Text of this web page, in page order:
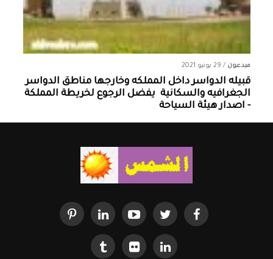
مبدعون / 29 يونيو 2021
قبيله الدواسر داخل المملكه وخارجها ‏مناطق الدواسر
الجغرافيه والسكانية ‏ يفضل الرجوع لخريطة المملكة
- اصدار هيئة السياحة